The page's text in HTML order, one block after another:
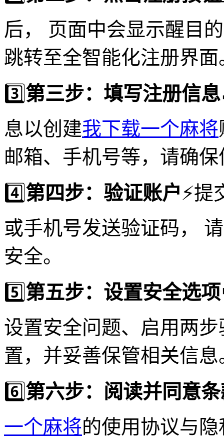
后， 页面中会显示醒目
跳转至全智能化注册界面
3️⃣第三步：填写注册信息
息以创建我下载一个麻将
邮箱、手机号等，请确
4️⃣第四步：验证账户⚡️
或手机号发送验证码，
安全。
5️⃣第五步：设置安全选项
设置安全问题、启用两
置，并妥善保管相关信息
6️⃣第六步：阅读并同意
一个麻将的使用协议与